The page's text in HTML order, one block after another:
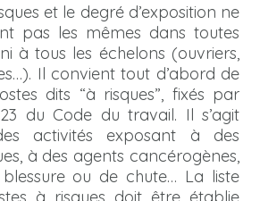
et le degré d’exposition ne
pas les mêmes dans toutes
à tous les échelons (ouvriers,
Il convient tout d’abord de
dits “à risques”, fixés par
23 du Code du travail. Il s’agit
activités exposant à des
à des agents cancérogènes,
ou de chute… La liste
à risques doit être établie